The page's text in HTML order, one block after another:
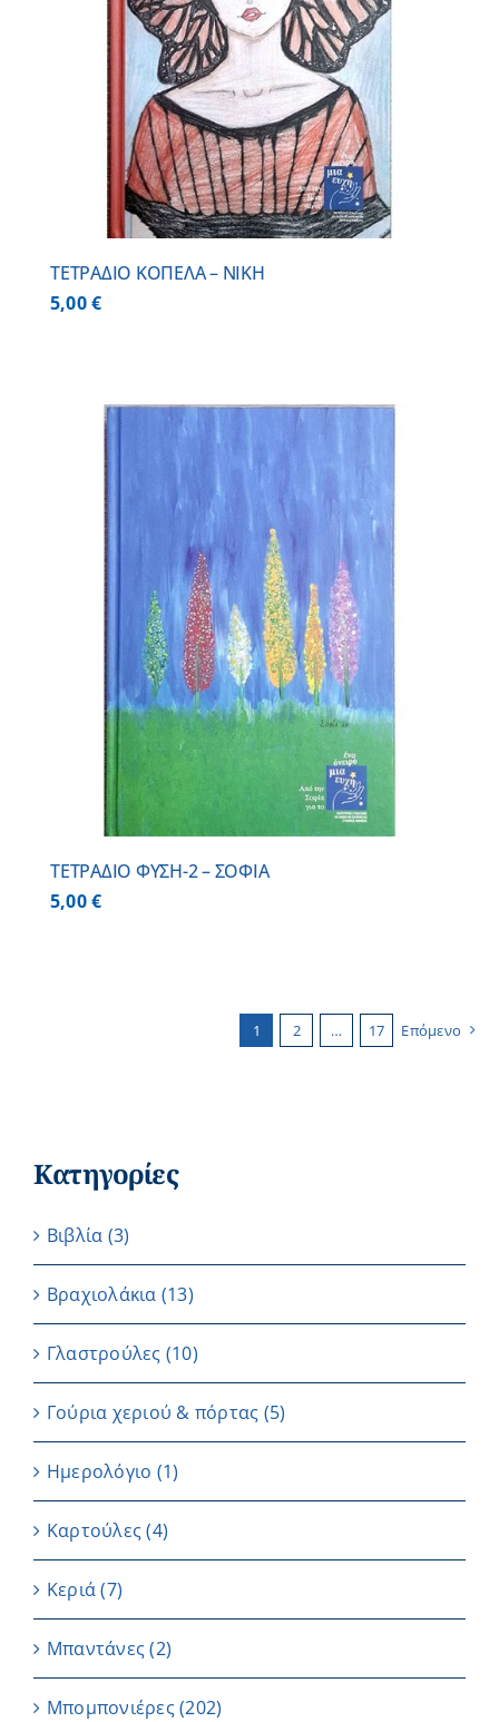
ΤΕΤΡΑΔΙΟ ΚΟΠΕΛΑ – ΝΙΚΗ
5,00€
ΤΕΤΡΑΔΙΟ ΦΥΣΗ-2 – ΣΟΦΙΑ
5,00€
1 2 … 17 Επόμενο
Κατηγορίες
Βιβλία (3)
Βραχιολάκια (13)
Γλαστρούλες (10)
Γούρια χεριού & πόρτας (5)
Ημερολόγιο (1)
Καρτούλες (4)
Κεριά (7)
Μπαντάνες (2)
Μπομπονιέρες(202)